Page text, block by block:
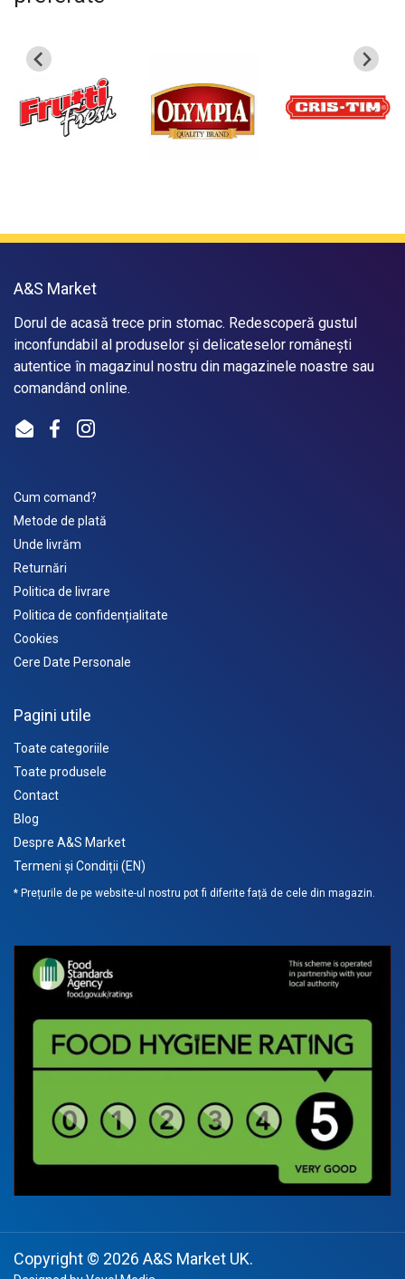
A&S Market
Dorul de acasă trece prin stomac. Redescoperă gustul
inconfundabil al produselor și delicateselor românești
autentice în magazinul nostru din magazinele noastre sau
comandând online.
EmailFacebookInstagram
Cum comand?
Metode de plată
Unde livrăm
Returnări
Politica de livrare
Politica de confidențialitate
Cookies
Cere Date Personale
Pagini utile
Toate categoriile
Toate produsele
Contact
Blog
Despre A&S Market
Termeni și Condiții (EN)
* Prețurile de pe website-ul nostru pot fi diferite față de cele din magazin.
Copyright © 2026 A&S Market UK.